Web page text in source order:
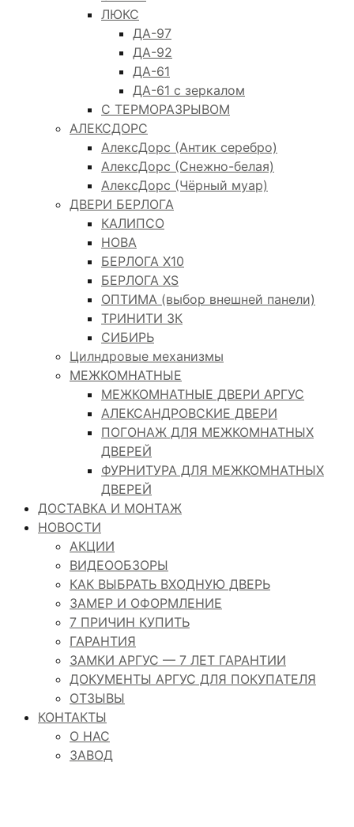
ЛЮКС
ДА-97
ДА-92
ДА-61
ДА-61 с зеркалом
С ТЕРМОРАЗРЫВОМ
АЛЕКСДОРС
АлексДорс (Антик серебро)
АлексДорс (Снежно-белая)
АлексДорс (Чёрный муар)
ДВЕРИ БЕРЛОГА
КАЛИПСО
НОВА
БЕРЛОГА Х10
БЕРЛОГА XS
ОПТИМА (выбор внешней панели)
ТРИНИТИ 3К
СИБИРЬ
Цилндровые механизмы
МЕЖКОМНАТНЫЕ
МЕЖКОМНАТНЫЕ ДВЕРИ АРГУС
АЛЕКСАНДРОВСКИЕ ДВЕРИ
ПОГОНАЖ ДЛЯ МЕЖКОМНАТНЫХ
ДВЕРЕЙ
ФУРНИТУРА ДЛЯ МЕЖКОМНАТНЫХ
ДВЕРЕЙ
ДОСТАВКА И МОНТАЖ
НОВОСТИ
АКЦИИ
ВИДЕООБЗОРЫ
КАК ВЫБРАТЬ ВХОДНУЮ ДВЕРЬ
ЗАМЕР И ОФОРМЛЕНИЕ
7 ПРИЧИН КУПИТЬ
ГАРАНТИЯ
ЗАМКИ АРГУС — 7 ЛЕТ ГАРАНТИИ
ДОКУМЕНТЫ АРГУС ДЛЯ ПОКУПАТЕЛЯ
ОТЗЫВЫ
КОНТАКТЫ
О НАС
ЗАВОД